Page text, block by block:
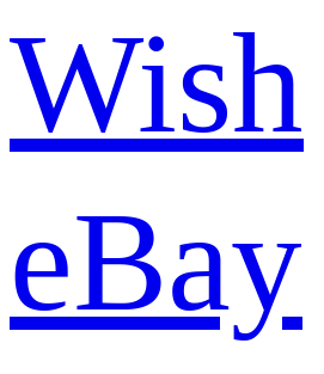
Wish
eBay